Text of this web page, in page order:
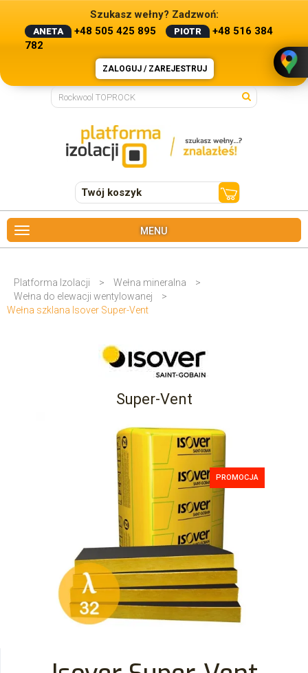
Szukasz wełny? Zadzwoń:
ANETA +48 505 425 895 PIOTR
+48 516 384
782
ZALOGUJ / ZAREJESTRUJ
Twój koszyk
MENU
Platforma Izolacji > Wełna mineralna
>
Wełna do elewacji wentylowanej
>
Wełna szklana Isover Super-Vent
Super-Vent
PROMOCJA